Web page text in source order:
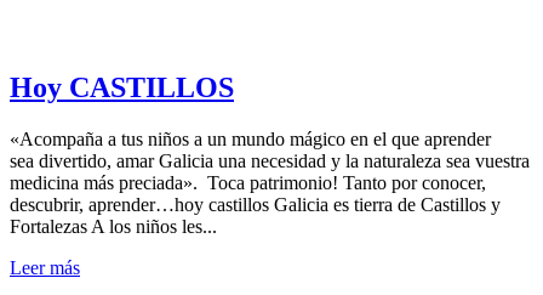
Hoy CASTILLOS
«Acompaña a tus niños a un mundo mágico en el que aprender
sea divertido, amar Galicia una necesidad y la naturaleza sea vuestra
medicina más preciada». Toca patrimonio! Tanto por conocer,
descubrir, aprender…hoy castillos Galicia es tierra de Castillos y
Fortalezas A los niños les...
Leer más